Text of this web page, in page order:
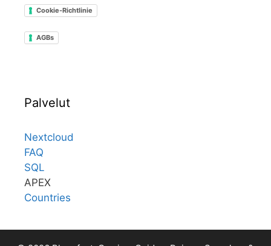
Cookie-Richtlinie
AGBs
Palvelut
Nextcloud
FAQ
SQL
APEX
Countries